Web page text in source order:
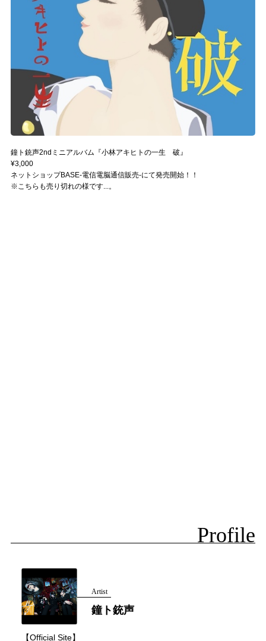
鐘ト銃声2ndミニアルバム『小林アキヒトの一生 破』
¥3,000
ネットショップBASE-電信電脳通信販売-にて発売開始！！
※こちらも売り切れの様です...。
Profile
Artist
鐘ト銃声
【Official Site】